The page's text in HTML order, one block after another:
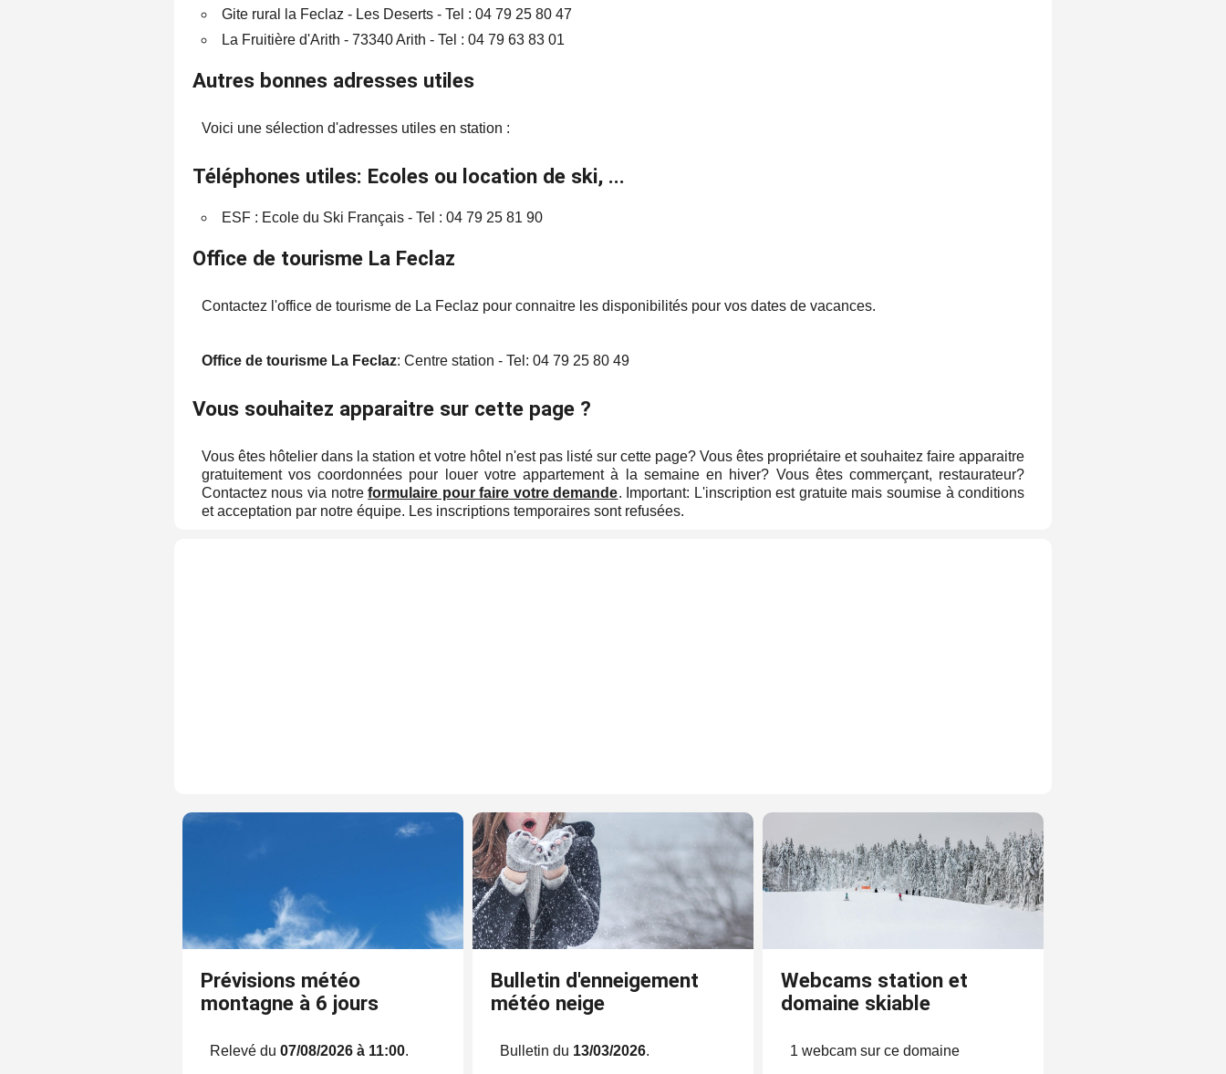
Gite rural la Feclaz - Les Deserts - Tel : 04 79 25 80 47
La Fruitière d'Arith - 73340 Arith - Tel : 04 79 63 83 01
Autres bonnes adresses utiles
Voici une sélection d'adresses utiles en station :
Téléphones utiles: Ecoles ou location de ski, ...
ESF : Ecole du Ski Français - Tel : 04 79 25 81 90
Office de tourisme La Feclaz
Contactez l'office de tourisme de La Feclaz pour connaitre les disponibilités pour vos dates de vacances.
Office de tourisme La Feclaz: Centre station - Tel: 04 79 25 80 49
Vous souhaitez apparaitre sur cette page ?
Vous êtes hôtelier dans la station et votre hôtel n'est pas listé sur cette page? Vous êtes propriétaire et souhaitez faire apparaitre
gratuitement vos coordonnées pour louer votre appartement à la semaine en hiver? Vous êtes commerçant, restaurateur?
Contactez nous via notreformulaire pour faire votre demande. Important: L'inscription est gratuite mais soumise à conditions
et acceptation par notre équipe. Les inscriptions temporaires sont refusées.
Prévisions météo
montagne à 6 jours
Relevé du07/08/2026 à 11:00.
Bulletin d'enneigement
météo neige
Bulletin du 13/03/2026.
Webcams station et
domaine skiable
1 webcam sur ce domaine